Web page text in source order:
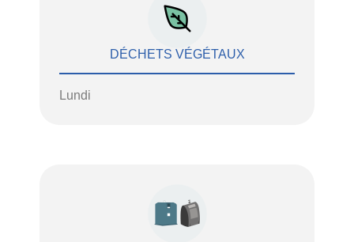
DÉCHETS VÉGÉTAUX
Lundi